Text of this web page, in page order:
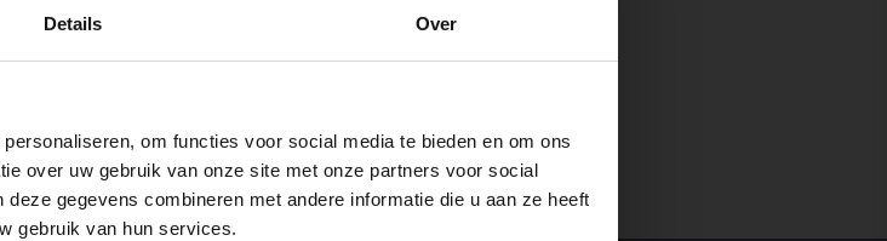
Details Over
om functies voor social media te bieden en om ons
over uw gebruik van onze site met onze partners voor social
gegevens combineren met andere informatie die u aan ze heeft
gebruik van hun services.